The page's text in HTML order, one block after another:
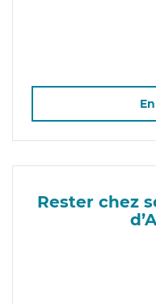
Rester chez